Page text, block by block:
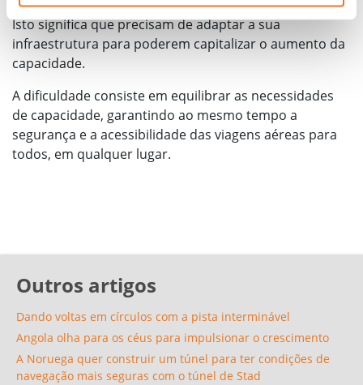
aeroporto só teria capacidade para um avião grande.
Isto significa que precisam de adaptar a sua
infraestrutura para poderem capitalizar o aumento da
capacidade.
A dificuldade consiste em equilibrar as necessidades
de capacidade, garantindo ao mesmo tempo a
segurança e a acessibilidade das viagens aéreas para
todos, em qualquer lugar.
Outros artigos
Dando voltas em círculos com a pista interminável
Angola olha para os céus para impulsionar o crescimento
A Noruega quer construir um túnel para ter condições de
navegação mais seguras com o túnel de Stad